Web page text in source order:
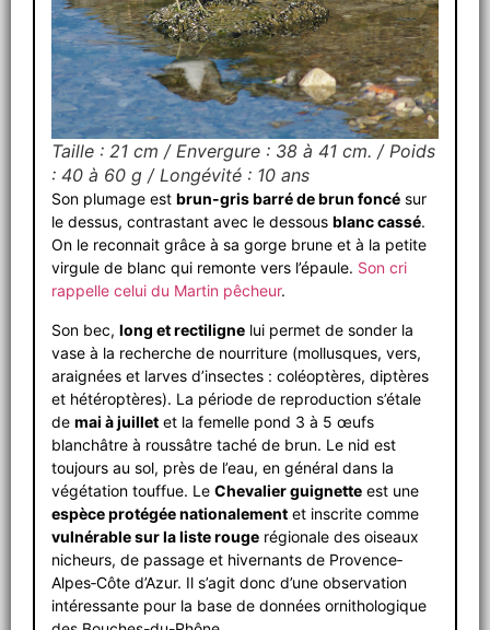
Taille : 21 cm / Envergure : 38 à 41 cm. / Poids
: 40 à 60 g / Longévité : 10 ans
Son plumage est brun-gris barré de brun foncé sur
le dessus, contrastant avec le dessous blanc cassé.
On le reconnait grâce à sa gorge brune et à la petite
virgule de blanc qui remonte vers l’épaule. Son cri
rappelle celui du Martin pêcheur.
Son bec, long et rectiligne lui permet de sonder la
vase à la recherche de nourriture (mollusques, vers,
araignées et larves d’insectes : coléoptères, diptères
et hétéroptères). La période de reproduction s’étale
de mai à juillet et la femelle pond 3 à 5 œufs
blanchâtre à roussâtre taché de brun. Le nid est
toujours au sol, près de l’eau, en général dans la
végétation touffue. Le Chevalier guignette est une
espèce protégée nationalement et inscrite comme
vulnérable sur la liste rouge régionale des oiseaux
nicheurs, de passage et hivernants de Provence‐
Alpes‐Côte d’Azur. Il s’agit donc d’une observation
intéressante pour la base de données ornithologique